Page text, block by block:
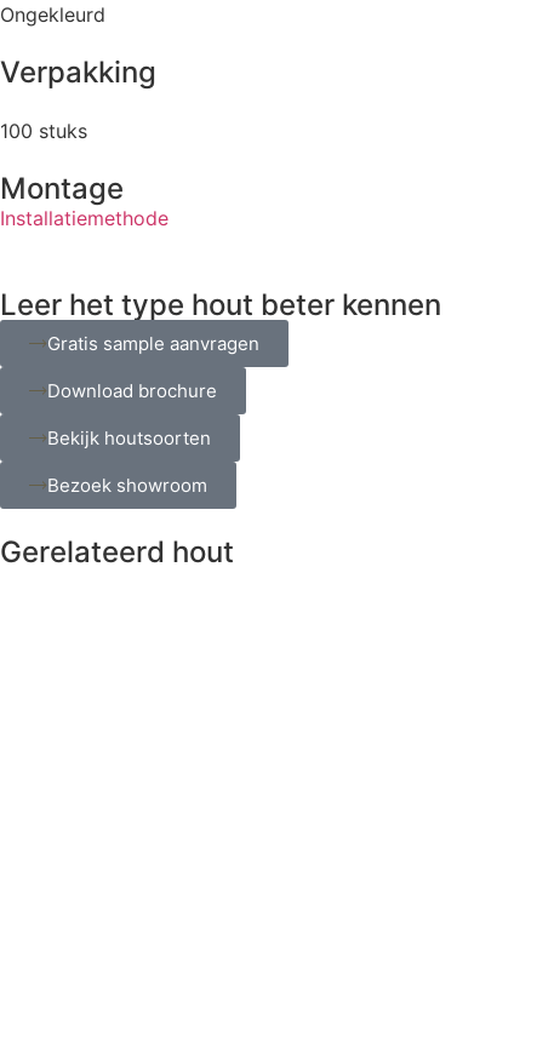
Ongekleurd
Verpakking
100 stuks
Montage
Installatiemethode
Leer het type hout beter kennen
Gratis sample aanvragen
Download brochure
Bekijk houtsoorten
Bezoek showroom
Gerelateerd hout